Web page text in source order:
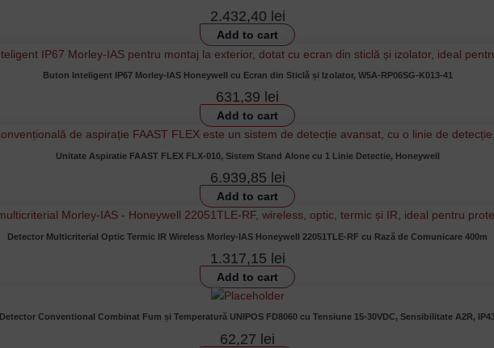
2.432,40 lei
Add to cart
Buton Inteligent IP67 Morley-IAS Honeywell cu Ecran din Sticlă și Izolator, W5A-RP06SG-K013-41
631,39 lei
Add to cart
Unitate Aspiratie FAAST FLEX FLX-010, Sistem Stand Alone cu 1 Linie Detectie, Honeywell
6.939,85 lei
Add to cart
Detector Multicriterial Optic Termic IR Wireless Morley-IAS Honeywell 22051TLE-RF cu Rază de Comunicare 400m
1.317,15 lei
Add to cart
Detector Conventional Combinat Fum și Temperatură UNIPOS FD8060 cu Tensiune 15-30VDC, Sensibilitate A2R,
62,27 lei